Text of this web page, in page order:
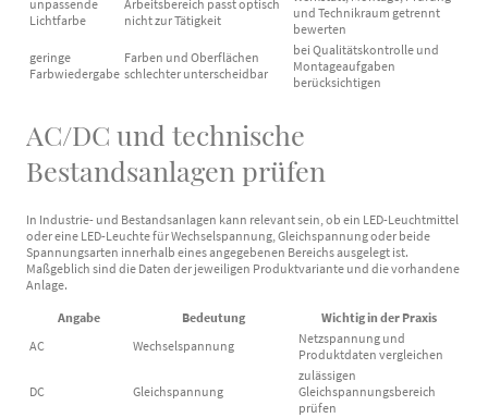
unpassende
Lichtfarbe
Arbeitsbereich passt optisch
nicht zur Tätigkeit
und Technikraum getrennt
bewerten
geringe
Farbwiedergabe
Farben und Oberflächen
schlechter unterscheidbar
bei Qualitätskontrolle und
Montageaufgaben
berücksichtigen
AC/DC und technische
Bestandsanlagen prüfen
In Industrie- und Bestandsanlagen kann relevant sein, ob ein LED-Leuchtmittel
oder eine LED-Leuchte für Wechselspannung, Gleichspannung oder beide
Spannungsarten innerhalb eines angegebenen Bereichs ausgelegt ist.
Maßgeblich sind die Daten der jeweiligen Produktvariante und die vorhandene
Anlage.
Angabe Bedeutung
Wichtig in der Praxis
AC
Wechselspannung
Netzspannung und
Produktdaten vergleichen
DC Gleichspannung
zulässigen
Gleichspannungsbereich
prüfen